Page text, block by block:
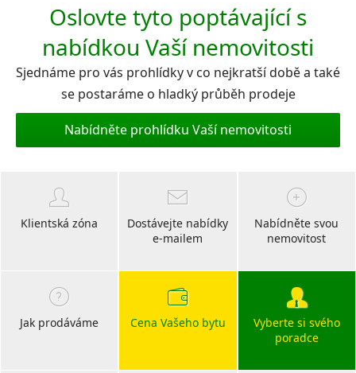
Oslovte tyto poptávající s
nabídkou Vaší nemovitosti
Sjednáme pro vás prohlídky v co nejkratší době a také
se postaráme o hladký průběh prodeje
Nabídněte prohlídku Vaší nemovitosti
Klientská zóna
Dostávejte nabídky
e-mailem
Nabídněte svou
nemovitost
Jak prodáváme Cena Vašeho bytu
Vyberte si svého
poradce